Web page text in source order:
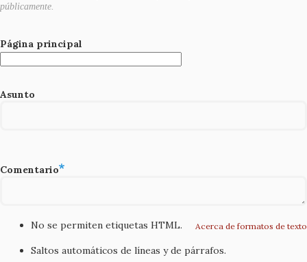
públicamente.
Página principal
Asunto
Comentario
Acerca de formatos de texto
No se permiten etiquetas HTML.
Saltos automáticos de líneas y de párrafos.